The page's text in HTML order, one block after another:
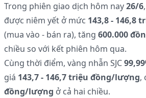
Trong phiên giao dịch hôm nay26/6
được niêm yết ở mức 143,8 - 146,8
(mua vào - bán ra), tăng 600.000
chiều so với kết phiên hôm qua.
Cùng thời điểm, vàng nhẫn SJC
giá 143,7 - 146,7 triệu đồng/lượng,
đồng/lượng ở cả hai chiều.